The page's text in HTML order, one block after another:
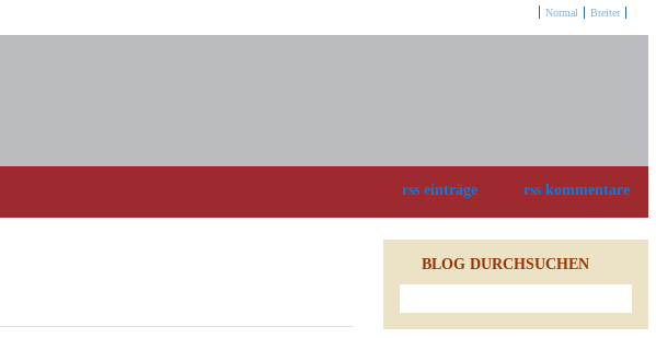
Normal Breiter
rss einträge rss kommentare
BLOG DURCHSUCHEN